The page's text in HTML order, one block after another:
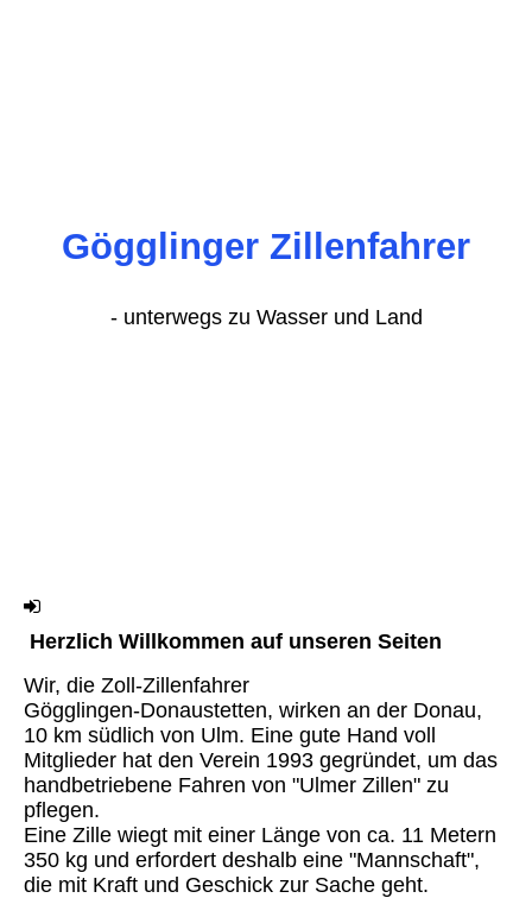
Gögglinger Zillenfahrer
-unterwegs zu Wasser und Land
Herzlich Willkommen auf unseren Seiten
Wir, die Zoll-Zillenfahrer
Gögglingen-Donaustetten, wirken an der Donau,
10 km südlich von Ulm. Eine gute Hand voll
Mitglieder hat den Verein 1993 gegründet, um das
handbetriebene Fahren von "Ulmer Zillen" zu
pflegen.
Eine Zille wiegt mit einer Länge von ca. 11 Metern
350 kg und erfordert deshalb eine "Mannschaft",
die mit Kraft und Geschick zur Sache geht.